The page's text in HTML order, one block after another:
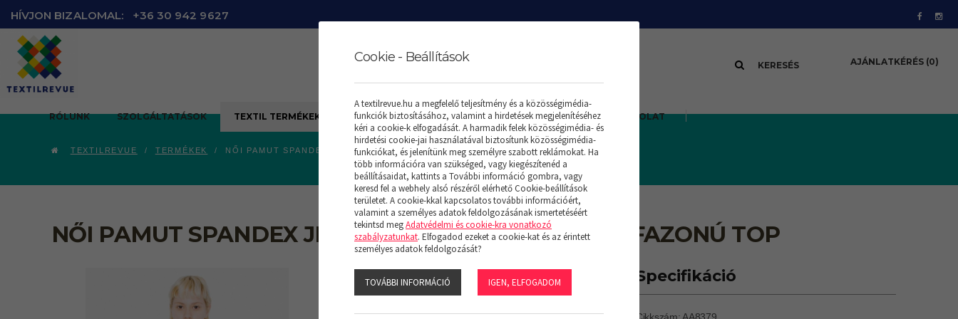
HÍVJON BIZALOMAL: +36 30 942 9627
RÓLUNK SZOLGÁLTATÁSOK TEXTIL TERMÉKEK REKLÁMAJÁNDÉKOK SPECIÁLIS AJÁNLATOK KAPCSOLAT
KERESÉS AJÁNLATKÉRÉS (0)
TEXTILREVUE TERMÉKEK NŐI PAMUT SPANDEX JERSEY HOSSZÚ UJJÚ RÖVID FAZONÚ TOP
NŐI PAMUT SPANDEX JERSEY HOSSZÚ UJJÚ RÖVID FAZONÚ TOP
Terméktulajdonság Specifikáció
Cookie - Beállítások
A textilrevue.hu a megfelelő teljesítmény és a közösségimédia-
funkciók biztosításához, valamint a hirdetések megjelenítéséhez
kéri a cookie-k elfogadását. A harmadik felek közösségimédia- és
hirdetési cookie-jai használatával biztosítunk közösségimédia-
funkciókat, és jelenítünk meg személyre szabott reklámokat. Ha
több információra van szükséged, vagy kiegészítenéd a
beállításaidat, kattints a További információ gombra, vagy
keresd fel a webhely alsó részéről elérhető Cookie-beállítások
területet. A cookie-kkal kapcsolatos további információért,
valamint a személyes adatok feldolgozásának ismertetéséért
tekintsd megAdatvédelmi és cookie-kra vonatkozó
szabályzatunkat. Elfogadod ezeket a cookie-kat és az érintett
személyes adatok feldolgozását?
TOVÁBBI INFORMÁCIÓ IGEN, ELFOGADOM